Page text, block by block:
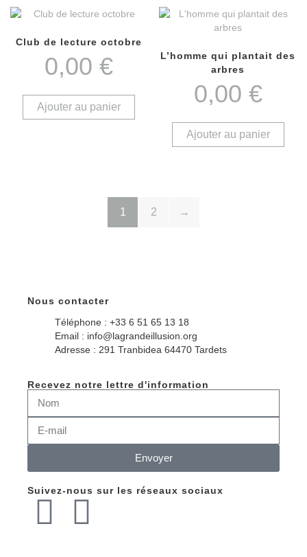
Club de lecture octobre
0,00€
Ajouter au panier
L’homme qui plantait des
arbres
0,00 €
Ajouter au panier
1 2 →
Nous contacter
Téléphone : +33 6 51 65 13 18
Email : info@lagrandeillusion.org
Adresse : 291 Tranbidea 64470 Tardets
Recevez notre lettre d'information
Envoyer
Suivez-nous sur les réseaux sociaux